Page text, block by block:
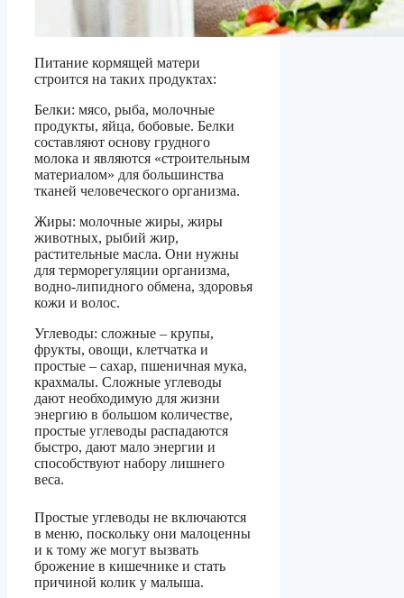
Питание кормящей матери
строится на таких продуктах:
Белки: мясо, рыба, молочные
продукты, яйца, бобовые. Белки
составляют основу грудного
молока и являются «строительным
материалом» для большинства
тканей человеческого организма.
Жиры: молочные жиры, жиры
животных, рыбий жир,
растительные масла. Они нужны
для терморегуляции организма,
водно-липидного обмена, здоровья
кожи и волос.
Углеводы: сложные – крупы,
фрукты, овощи, клетчатка и
простые – сахар, пшеничная мука,
крахмалы. Сложные углеводы
дают необходимую для жизни
энергию в большом количестве,
простые углеводы распадаются
быстро, дают мало энергии и
способствуют набору лишнего
веса.
Простые углеводы не включаются
в меню, поскольку они малоценны
и к тому же могут вызвать
брожение в кишечнике и стать
причиной колик у малыша.